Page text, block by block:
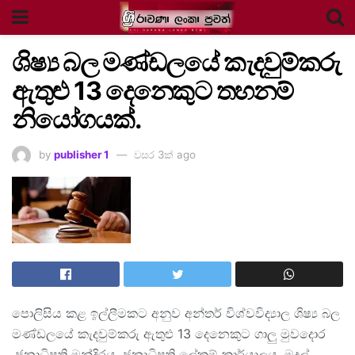
ශිෂ්‍ය බල මණ්ඩලයේ කැදවුම්කරු
ඇතුළු 13 දෙනෙකුට තහනම්
නියෝගයක්.
by publisher 1 වසර 3ක් ago
පොලිසිය කළ ඉල්ලීමකට අනුව අන්තර් විශ්වවිද්‍යාල ශිෂ්‍ය බල
මණ්ඩලයේ කැදවුම්කරු ඇතුළු 13 දෙනෙකුට ගාලු මුවදොර